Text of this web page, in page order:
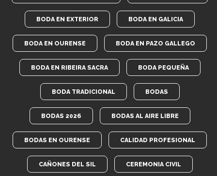
BODA EN EXTERIOR BODA EN GALICIA
BODA EN OURENSE BODA EN PAZO GALLEGO
BODA EN RIBEIRA SACRA BODA PEQUEÑA
BODA TRADICIONAL BODAS
BODAS 2026 BODAS AL AIRE LIBRE
BODAS EN OURENSE CALIDAD PROFESIONAL
CAÑONES DEL SIL CEREMONIA CIVIL